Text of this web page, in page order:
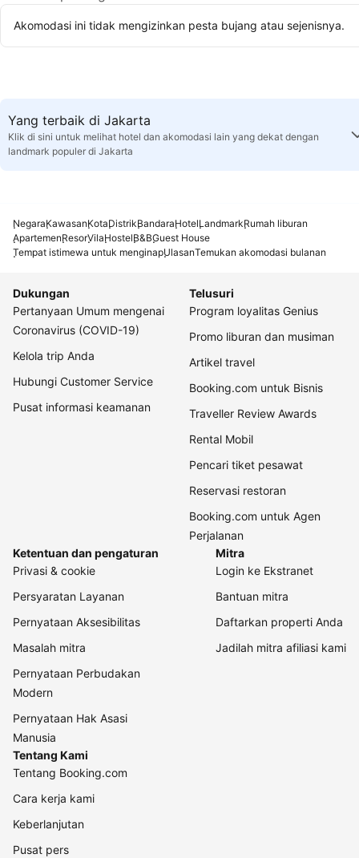
Akomodasi ini tidak mengizinkan pesta bujang atau sejenisnya.
Yang terbaik di Jakarta
Klik di sini untuk melihat hotel dan akomodasi lain yang dekat dengan
landmark populer di Jakarta
NegaraKawasanKotaDistrikBandaraHotelLandmarkRumah liburan
ApartemenResorVilaHostelB&BGuest House
Tempat istimewa untuk menginapUlasanTemukan akomodasi bulanan
Dukungan
Pertanyaan Umum mengenai
Coronavirus (COVID-19)
Kelola trip Anda
Hubungi Customer Service
Pusat informasi keamanan
Telusuri
Program loyalitas Genius
Promo liburan dan musiman
Artikel travel
Booking.com untuk Bisnis
Traveller Review Awards
Rental Mobil
Pencari tiket pesawat
Reservasi restoran
Booking.com untuk Agen
Perjalanan
Ketentuan dan pengaturan
Privasi & cookie
Persyaratan Layanan
Pernyataan Aksesibilitas
Masalah mitra
Pernyataan Perbudakan
Modern
Pernyataan Hak Asasi
Manusia
Mitra
Login ke Ekstranet
Bantuan mitra
Daftarkan properti Anda
Jadilah mitra afiliasi kami
Tentang Kami
Tentang Booking.com
Cara kerja kami
Keberlanjutan
Pusat pers